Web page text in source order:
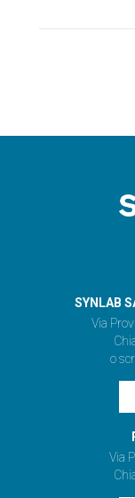
SYNLAB
Via
o
Via